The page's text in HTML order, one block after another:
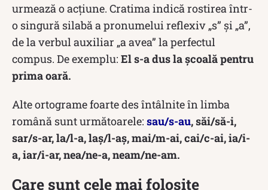
urmează o acțiune. Cratima indică rostirea într-
o singură silabă a pronumelui reflexiv „s” și „a”,
de la verbul auxiliar „a avea” la perfectul
compus. De exemplu: El s-a dus la școală pentru
prima oară.
Alte ortograme foarte des întâlnite în limba
română sunt următoarele: sau/s-au, săi/să-i,
sar/s-ar, la/l-a, laș/l-aș, mai/m-ai, cai/c-ai, ia/i-
a, iar/i-ar, nea/ne-a, neam/ne-am.
Care sunt cele mai folosite